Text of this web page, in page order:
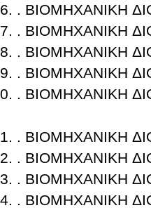
. ΒΙΟΜΗΧΑΝΙΚΗ
. ΒΙΟΜΗΧΑΝΙΚΗ
. ΒΙΟΜΗΧΑΝΙΚΗ
. ΒΙΟΜΗΧΑΝΙΚΗ
. ΒΙΟΜΗΧΑΝΙΚΗ
. ΒΙΟΜΗΧΑΝΙΚΗ
. ΒΙΟΜΗΧΑΝΙΚΗ
. ΒΙΟΜΗΧΑΝΙΚΗ
. ΒΙΟΜΗΧΑΝΙΚΗ